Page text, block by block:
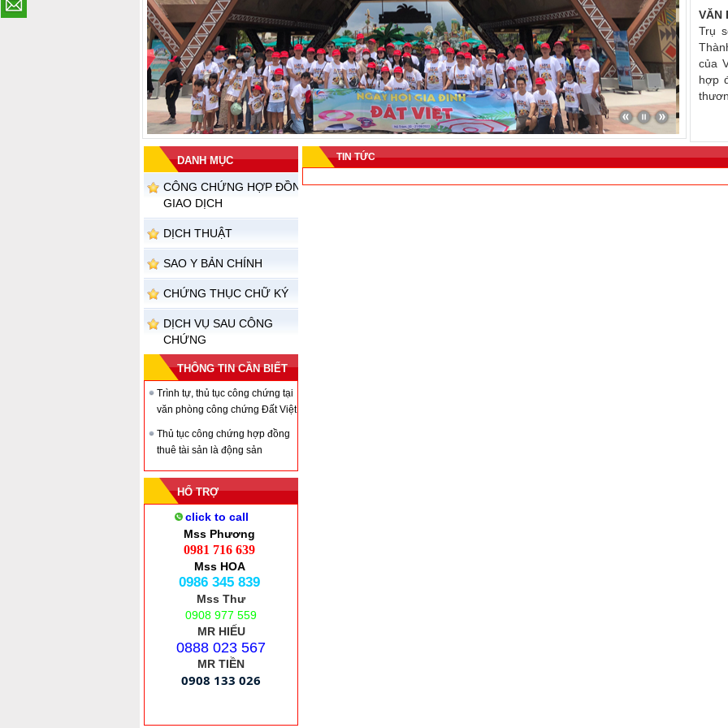
Gia đình Đất Việt
Chi tiết
Gia đình Đất Việt
Chi tiết
VĂN
Trụ
của
hợp
DANH MỤC
CÔNG CHỨNG HỢP ĐỒNG
GIAO DỊCH
DỊCH THUẬT
SAO Y BẢN CHÍNH
CHỨNG THỤC CHỮ KÝ
DỊCH VỤ SAU CÔNG
CHỨNG
THÔNG TIN CẦN BIẾT
Trình tự, thủ tục công chứng tại
văn phòng công chứng Đất Việt
Thủ tục công chứng hợp đồng
thuê tài sản là động sản
HỔ TRỢ
click to call
Mss Phương
0981 716 639
Mss HOA
0986 345 839
Mss Thư
0908 977 559
MR HIẾU
0888 023 567
MR TIỀN
0908 133 026
TIN TỨC